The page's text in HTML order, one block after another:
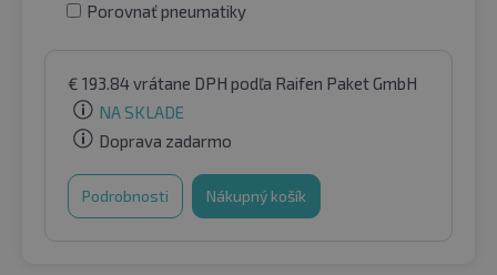
Porovnať pneumatiky
€ 193.84vrátane DPH podľa Raifen Paket GmbH
NA SKLADE
Doprava zadarmo
Podrobnosti Nákupný košík